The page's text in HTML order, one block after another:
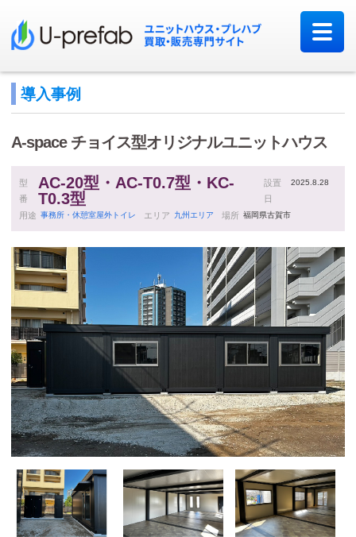
導入事例
A-space チョイス型オリジナルユニットハウス
型
番
AC-20型・AC-T0.7型・KC-
T0.3型
設置
日
2025.8.28
用途 事務所・休憩室屋外トイレ エリア 九州エリア 場所 福岡県古賀市